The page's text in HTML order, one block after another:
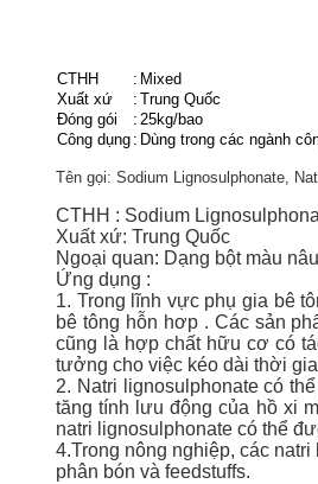
CTHH : Mixed
Xuất xứ
: Trung Quốc
Đóng gói
: 25kg/bao
Công dụng : Dùng trong các ngành
Tên gọi: Sodium Lignosulphonate,
CTHH : Sodium
Xuất xứ: Trung Quốc
Ngoại quan: Dạng bột màu nâu
Ứng dụng :
1. Trong lĩnh vực phụ gia bê
bê tông hỗn hơp . Các sản
cũng là hợp chất hữu cơ có
tưởng cho việc kéo dài thời
2. Natri lignosulphonate có
tăng tính lưu động của hồ xi
natri lignosulphonate có thể
4.Trong nông nghiệp, các
phân bón và feedstuffs.